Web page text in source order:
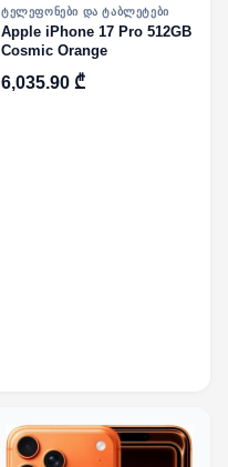
ᲢᲔᲚᲔᲤᲝᲜᲔᲑᲘ ᲓᲐ ᲢᲐᲑᲚᲔᲢᲔᲑᲘ
Apple iPhone 17 Pro 512GB
Cosmic Orange
6,035.90 ₾